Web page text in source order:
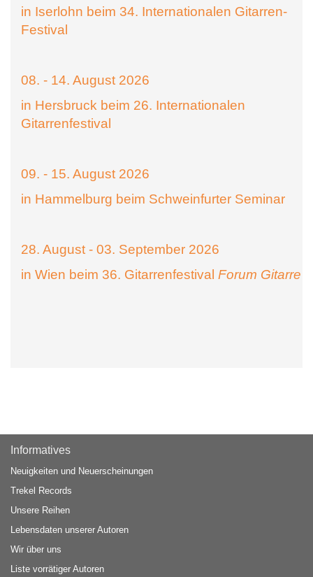
in Iserlohn beim 34. Internationalen Gitarren-
Festival
08. - 14. August 2026
in Hersbruck beim 26. Internationalen
Gitarrenfestival
09. - 15. August 2026
in Hammelburg beim Schweinfurter Seminar
28. August - 03. September 2026
in Wien beim 36. Gitarrenfestival Forum Gitarre
Informatives
Neuigkeiten und Neuerscheinungen
Trekel Records
Unsere Reihen
Lebensdaten unserer Autoren
Wir über uns
Liste vorrätiger Autoren